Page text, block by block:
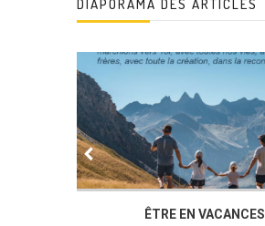
DIAPORAMA DES ARTICLES
ÊTRE EN VACANCES